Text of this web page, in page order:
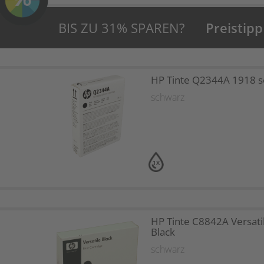
BIS ZU 31% SPAREN?
1X
HP Tinte Q2344A 1918
schwarz
HP Tinte C8842A
Black
schwarz